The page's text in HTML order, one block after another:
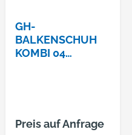
GH-
BALKENSCHUH
KOMBI 04
Preis auf Anfrage